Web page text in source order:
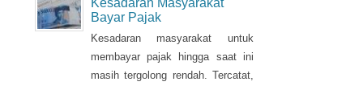
(Tax Amnesty) akan diberikan
fasilitas pembebasan pajak
penghasilan (PPh) oleh
pemerintah. Insentif ini dapat
diperoleh jika pemohon melakukan
7 Alasan Rendahnya
Kesadaran Masyarakat
Bayar Pajak
Kesadaran masyarakat untuk